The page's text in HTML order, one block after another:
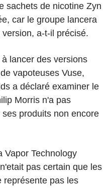
sachets de nicotine Zyn
car le groupe lancera
a-t-il précisé.
lancer des versions
vapoteuses Vuse,
a déclaré examiner le
Morris n'a pas
produits non encore
Vapor Technology
pas certain que les
représente pas les